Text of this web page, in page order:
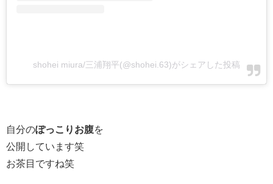
shohei miura/三浦翔平(@shohei.63)がシェアした投稿
自分のぽっこりお腹を
公開しています笑
お茶目ですね笑